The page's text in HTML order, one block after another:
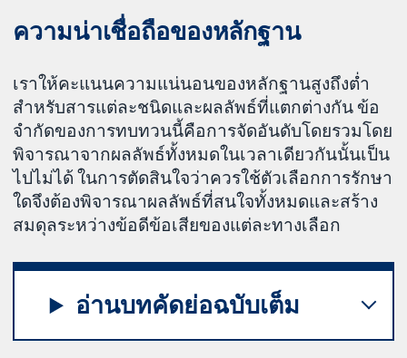
ความน่าเชื่อถือของหลักฐาน
เราให้คะแนนความแน่นอนของหลักฐานสูงถึงต่ำ
สำหรับสารแต่ละชนิดและผลลัพธ์ที่แตกต่างกัน ข้อ
จำกัดของการทบทวนนี้คือการจัดอันดับโดยรวมโดย
พิจารณาจากผลลัพธ์ทั้งหมดในเวลาเดียวกันนั้นเป็น
ไปไม่ได้ ในการตัดสินใจว่าควรใช้ตัวเลือกการรักษา
ใดจึงต้องพิจารณาผลลัพธ์ที่สนใจทั้งหมดและสร้าง
สมดุลระหว่างข้อดีข้อเสียของแต่ละทางเลือก
อ่านบทคัดย่อฉบับเต็ม